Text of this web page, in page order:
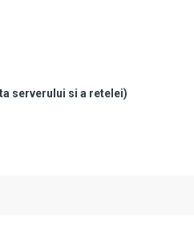
serverului si a retelei)